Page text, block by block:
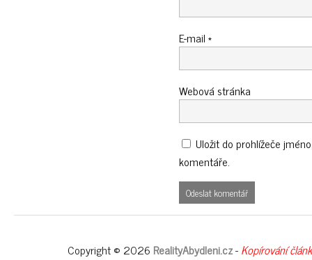
E-mail*
Webová stránka
Uložit do prohlížeče
komentáře.
Copyright © 2026 RealityAbydleni.cz-Kopírování